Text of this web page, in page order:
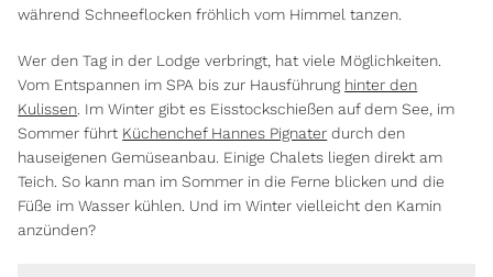
während Schneeflocken fröhlich vom Himmel tanzen.
Wer den Tag in der Lodge verbringt, hat viele Möglichkeiten.
Vom Entspannen im SPA bis zur Hausführung hinter den
Kulissen . Im Winter gibt es Eisstockschießen auf dem See, im
Sommer führt Küchenchef Hannes Pignater durch den
hauseigenen Gemüseanbau. Einige Chalets liegen direkt am
Teich. So kann man im Sommer in die Ferne blicken und die
Füße im Wasser kühlen. Und im Winter vielleicht den Kamin
anzünden?